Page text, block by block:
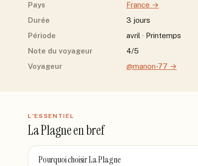
Pays
France →
Durée
3 jours
Période
avril · Printemps
Note du voyageur
4/5
Voyageur
@manon-77 →
L'ESSENTIEL
La Plagneen bref
Pourquoi choisirLa Plagne